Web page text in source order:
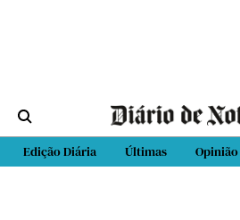
Edição Diária Últimas Opinião